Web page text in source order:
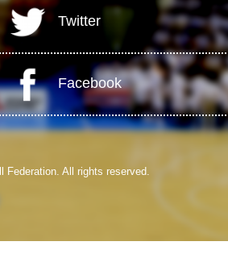
Twitter
Facebook
Federation. All rights reserved.